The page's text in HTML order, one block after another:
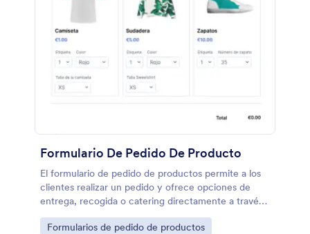
Formulario De Pedido De Producto
El formulario de pedido de productos permite a los
clientes realizar un pedido y ofrece opciones de
entrega, recogida o catering directamente a través
del formulario.
Go to Category:
Formularios de pedido de productos